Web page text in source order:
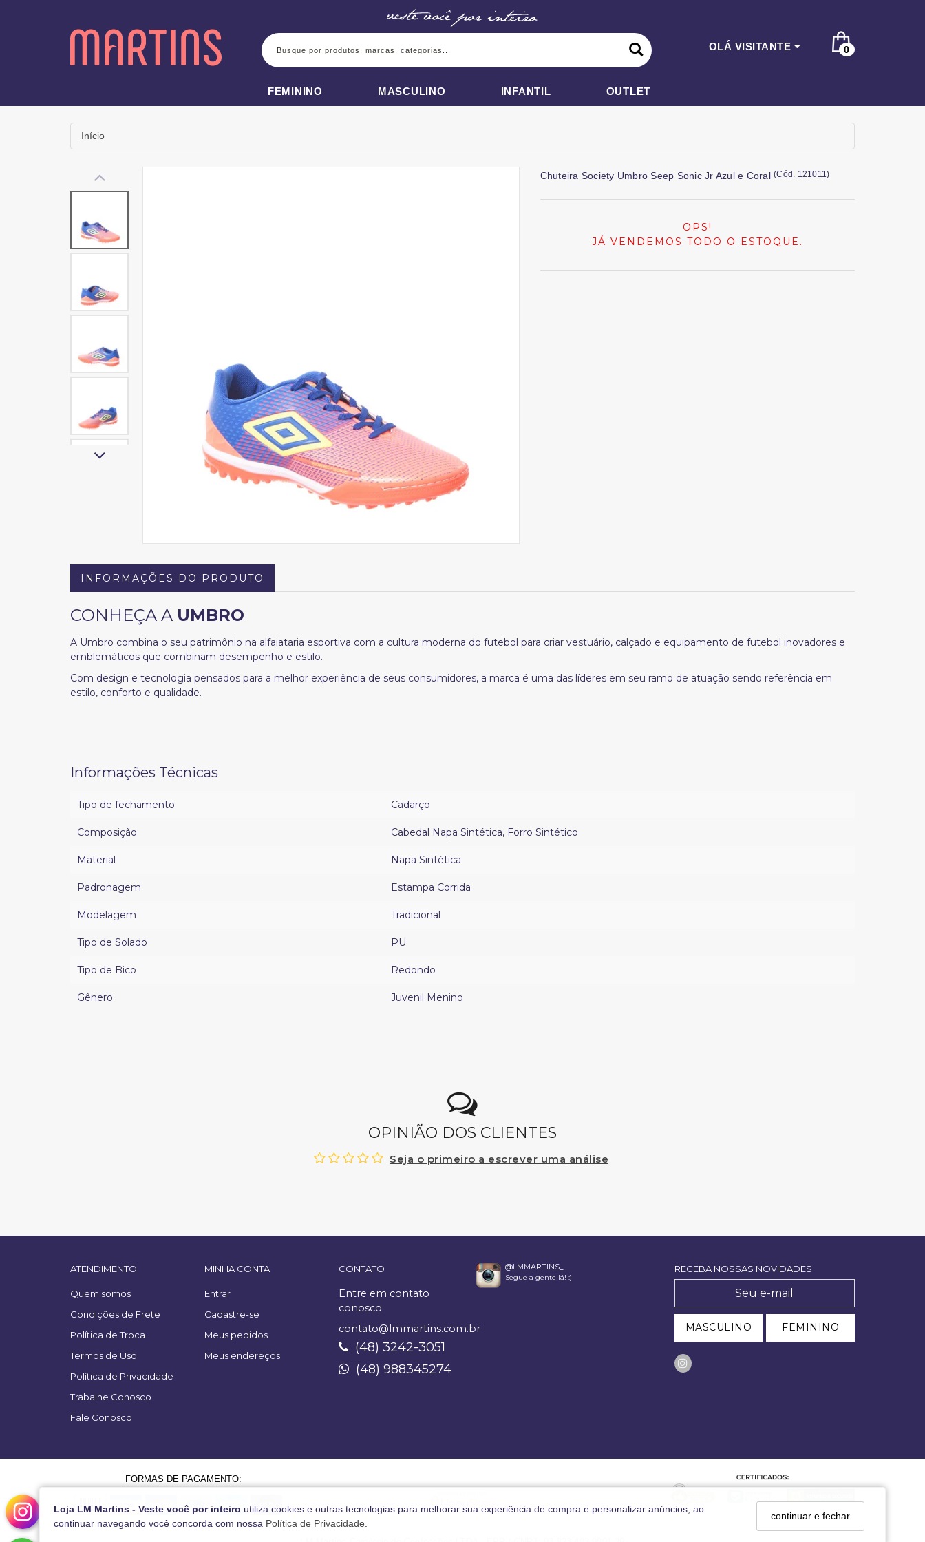
BUSCA
OLÁ VISITANTE 0
FEMININO MASCULINO INFANTIL OUTLET
Loja LM Martins - Veste você por inteiro utiliza cookies e outras tecnologias para melhorar sua experiência de compra e personalizar anúncios, ao
continuar navegando você concorda com nossa Política de Privacidade
continuar e fechar
Início
Chuteira Society Umbro Seep Sonic Jr Azul e Coral (Cód. 121011)
OPS!
JÁ VENDEMOS TODO O ESTOQUE.
INFORMAÇÕES DO PRODUTO
CONHEÇA A UMBRO
A Umbro combina o seu patrimônio na alfaiataria esportiva com a cultura moderna do futebol para criar vestuário, calçado e equipamento de futebol inovadores e
emblemáticos que combinam desempenho e estilo.
Com design e tecnologia pensados para a melhor experiência de seus consumidores, a marca é uma das líderes em seu ramo de atuação sendo referência em
estilo, conforto e qualidade.
Informações Técnicas
Tipo de fechamento Cadarço
Composição Cabedal Napa Sintética, Forro Sintético
Material Napa Sintética
Padronagem Estampa Corrida
Modelagem Tradicional
Tipo de Solado PU
Tipo de Bico Redondo
Gênero Juvenil Menino
OPINIÃO DOS CLIENTES
Seja o primeiro a escrever uma análise
ATENDIMENTO
Quem somos
Condições de Frete
Política de Troca
Termos de Uso
Política de Privacidade
Trabalhe Conosco
Fale Conosco
MINHA CONTA
Entrar
Cadastre-se
Meus pedidos
Meus endereços
CONTATO
Entre em contato
conosco
contato@lmmartins.com.br
(48) 3242-3051
(48) 988345274
@LMMARTINS_
Segue a gente lá! :)
RECEBA NOSSAS NOVIDADES
MASCULINO FEMININO
FORMAS DE PAGAMENTO: